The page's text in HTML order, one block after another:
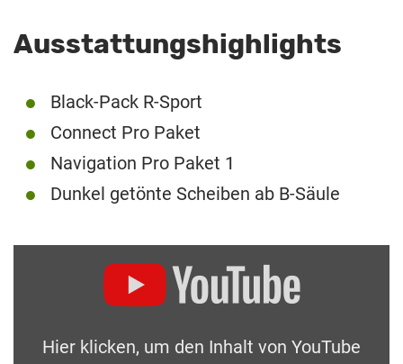
Ausstattungshighlights
Black-Pack R-Sport
Connect Pro Paket
Navigation Pro Paket 1
Dunkel getönte Scheiben ab B-Säule
Hier klicken, um den Inhalt von YouTube